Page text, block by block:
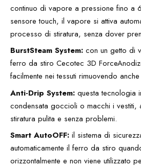
continuo di vapore a pressione fino a
sensore touch, il vapore si attiva
processo di stiratura, senza dover
BurstSteam System: con un getto di
ferro da stiro Cecotec 3D
facilmente nei tessuti rimuovendo
Anti-Drip System: questa tecnologia
condensata goccioli o macchi i vestiti,
stiratura pulita e senza problemi.
Smart AutoOFF: il sistema di
automaticamente il ferro da stiro
orizzontalmente e non viene utilizzato